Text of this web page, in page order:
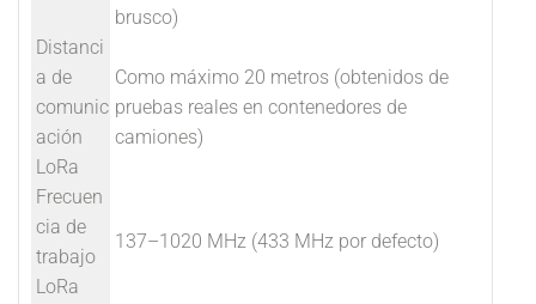
brusco)
Distanci
a de
comunic
ación
LoRa
Como máximo 20 metros (obtenidos de
pruebas reales en contenedores de
camiones)
Frecuen
cia de
trabajo
LoRa
137–1020 MHz (433 MHz por defecto)